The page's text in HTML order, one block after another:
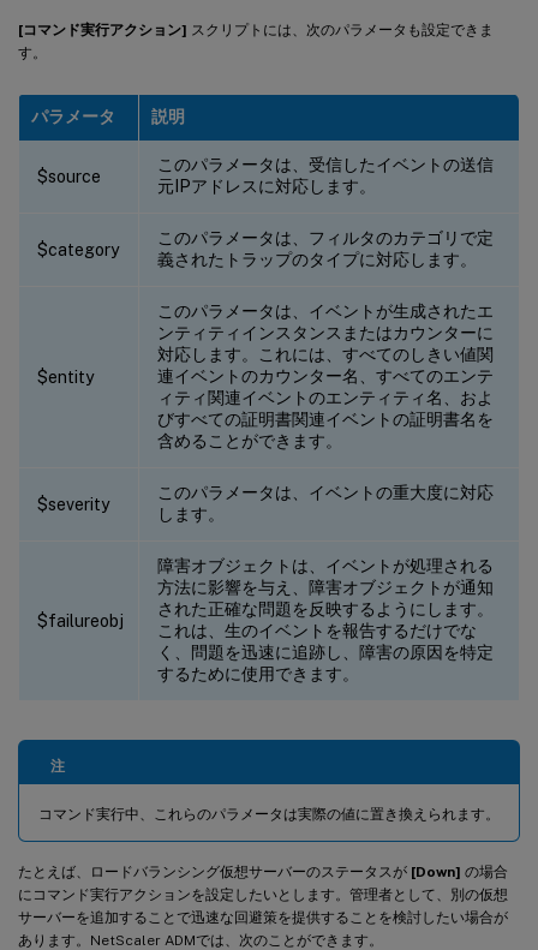
[コマンド実行アクション] スクリプトには、次のパラメータも設定できま
す。
パラメータ 説明
$source
このパラメータは、受信したイベントの送信
元IPアドレスに対応します。
$category
このパラメータは、フィルタのカテゴリで定
義されたトラップのタイプに対応します。
$entity
このパラメータは、イベントが生成されたエ
ンティティインスタンスまたはカウンターに
対応します。これには、すべてのしきい値関
連イベントのカウンター名、すべてのエンテ
ィティ関連イベントのエンティティ名、およ
びすべての証明書関連イベントの証明書名を
含めることができます。
$severity
このパラメータは、イベントの重大度に対応
します。
$failureobj
障害オブジェクトは、イベントが処理される
方法に影響を与え、障害オブジェクトが通知
された正確な問題を反映するようにします。
これは、生のイベントを報告するだけでな
く、問題を迅速に追跡し、障害の原因を特定
するために使用できます。
注
コマンド実行中、これらのパラメータは実際の値に置き換えられます。
たとえば、ロードバランシング仮想サーバーのステータスが [Down] の場合
にコマンド実行アクションを設定したいとします。管理者として、別の仮想
サーバーを追加することで迅速な回避策を提供することを検討したい場合が
あります。NetScaler ADMでは、次のことができます。